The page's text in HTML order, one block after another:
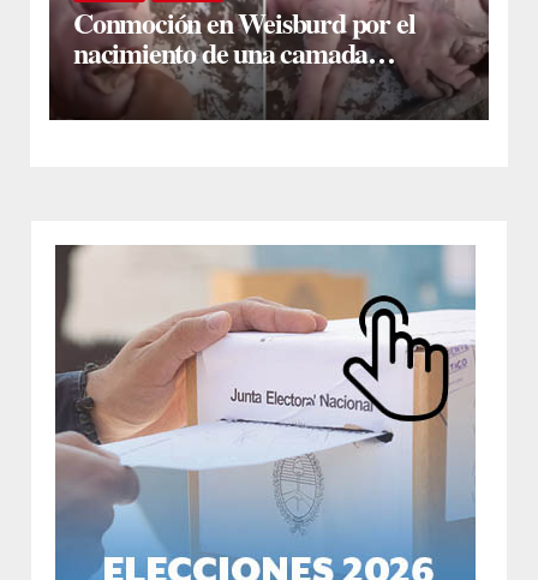
Conmoción en Weisburd por el
nacimiento de una camada
lechones con graves deformaciones